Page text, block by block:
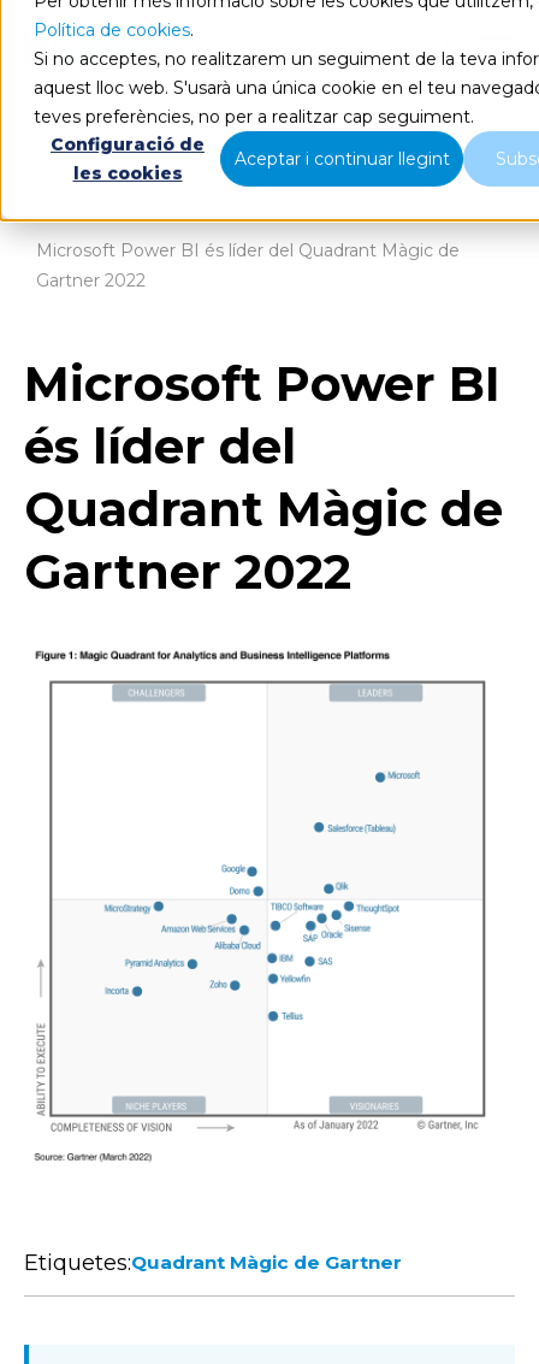
Política de cookies.
Si no acceptes, no realitzarem un seguiment de la teva
aquest lloc web. S'usarà una única cookie en el teu
teves preferències, no per a realitzar cap seguiment.
Configuració de
les cookies
Aceptar i continuar llegint
CA
Microsoft Power BI és líder del Quadrant Màgic de
Gartner 2022
Microsoft Power BI
és líder del
Quadrant Màgic de
Gartner 2022
Etiquetes:Quadrant Màgic de Gartner